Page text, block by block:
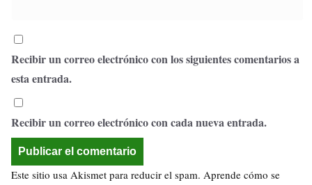
Recibir un correo electrónico con los siguientes comentarios a
esta entrada.
Recibir un correo electrónico con cada nueva entrada.
Este sitio usa Akismet para reducir el spam. Aprende cómo se